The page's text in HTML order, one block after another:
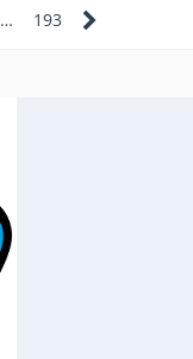
… 193